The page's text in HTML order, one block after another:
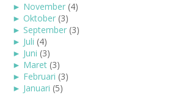
► November (4)
► Oktober (3)
► September (3)
► Juli (4)
► Juni (3)
► Maret (3)
► Februari (3)
► Januari (5)